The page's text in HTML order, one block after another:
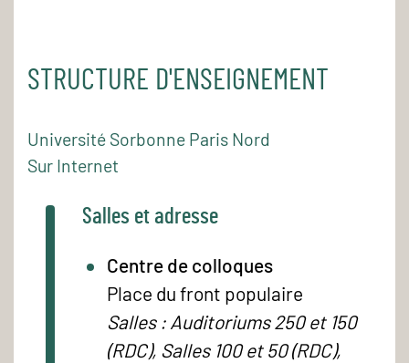
STRUCTURE D'ENSEIGNEMENT
Université Sorbonne Paris Nord
Sur Internet
Salles et adresse
Centre de colloques
Place du front populaire
Salles : Auditoriums 250 et 150
(RDC), Salles 100 et 50 (RDC),